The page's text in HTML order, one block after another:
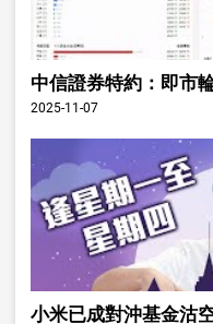
中信證券特約：即市
2025-11-07
小米已成對沖基金沽